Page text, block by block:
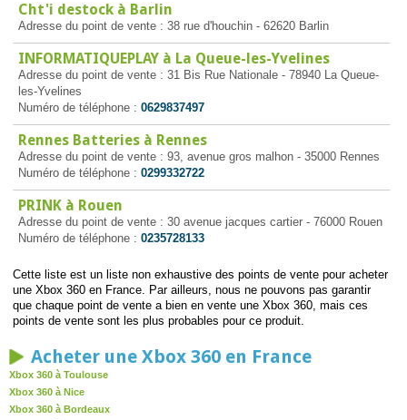
Cht'i destock à Barlin
Adresse du point de vente : 38 rue d'houchin - 62620 Barlin
INFORMATIQUEPLAY à La Queue-les-Yvelines
Adresse du point de vente : 31 Bis Rue Nationale - 78940 La Queue-
les-Yvelines
Numéro de téléphone : 0629837497
Rennes Batteries à Rennes
Adresse du point de vente : 93, avenue gros malhon - 35000 Rennes
Numéro de téléphone : 0299332722
PRINK à Rouen
Adresse du point de vente : 30 avenue jacques cartier - 76000 Rouen
Numéro de téléphone : 0235728133
Cette liste est un liste non exhaustive des points de vente pour acheter
une Xbox 360 en France. Par ailleurs, nous ne pouvons pas garantir
que chaque point de vente a bien en vente une Xbox 360, mais ces
points de vente sont les plus probables pour ce produit.
Acheter une Xbox 360 en France
Xbox 360 à Toulouse
Xbox 360 à Nice
Xbox 360 à Bordeaux